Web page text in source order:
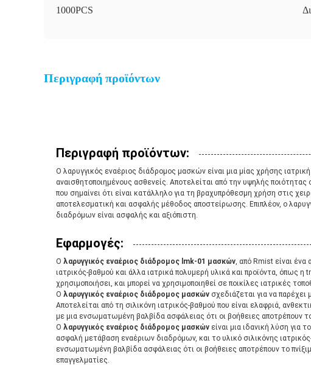
1000PCS
Περιγραφή προϊόντων
Περιγραφή προϊόντων:
Ο λαρυγγικός εναέριος διάδρομος μασκών είναι μια μίας χρήσης
αναισθητοποιημένους ασθενείς. Αποτελείται από την υψηλής
που σημαίνει ότι είναι κατάλληλο για τη βραχυπρόθεσμη χρήση στις
αποτελεσματική και ασφαλής μέθοδος αποστείρωσης. Επιπλέον, ο
διαδρόμων είναι ασφαλής και αξιόπιστη.
Εφαρμογές:
Ο λαρυγγικός εναέριος διάδρομος lmk-01 μασκών, από Rmist είναι ένα
ιατρικός-βαθμού και άλλα ιατρικά πολυμερή υλικά και προϊόντα, όπως
χρησιμοποιήσει, και μπορεί να χρησιμοποιηθεί σε ποικίλες ιατρικές
Ο λαρυγγικός εναέριος διάδρομος μασκών σχεδιάζεται για να
Αποτελείται από τη σιλικόνη ιατρικός-βαθμού που είναι ελαφριά,
με μια ενσωματωμένη βαλβίδα ασφάλειας ότι οι βοήθειες αποτρέπουν το
Ο λαρυγγικός εναέριος διάδρομος μασκών είναι μια ιδανική λύση για
ασφαλή μετάβαση εναέριων διαδρόμων, και το υλικό σιλικόνης
ενσωματωμένη βαλβίδα ασφάλειας ότι οι βοήθειες αποτρέπουν το
επαγγελματίες.